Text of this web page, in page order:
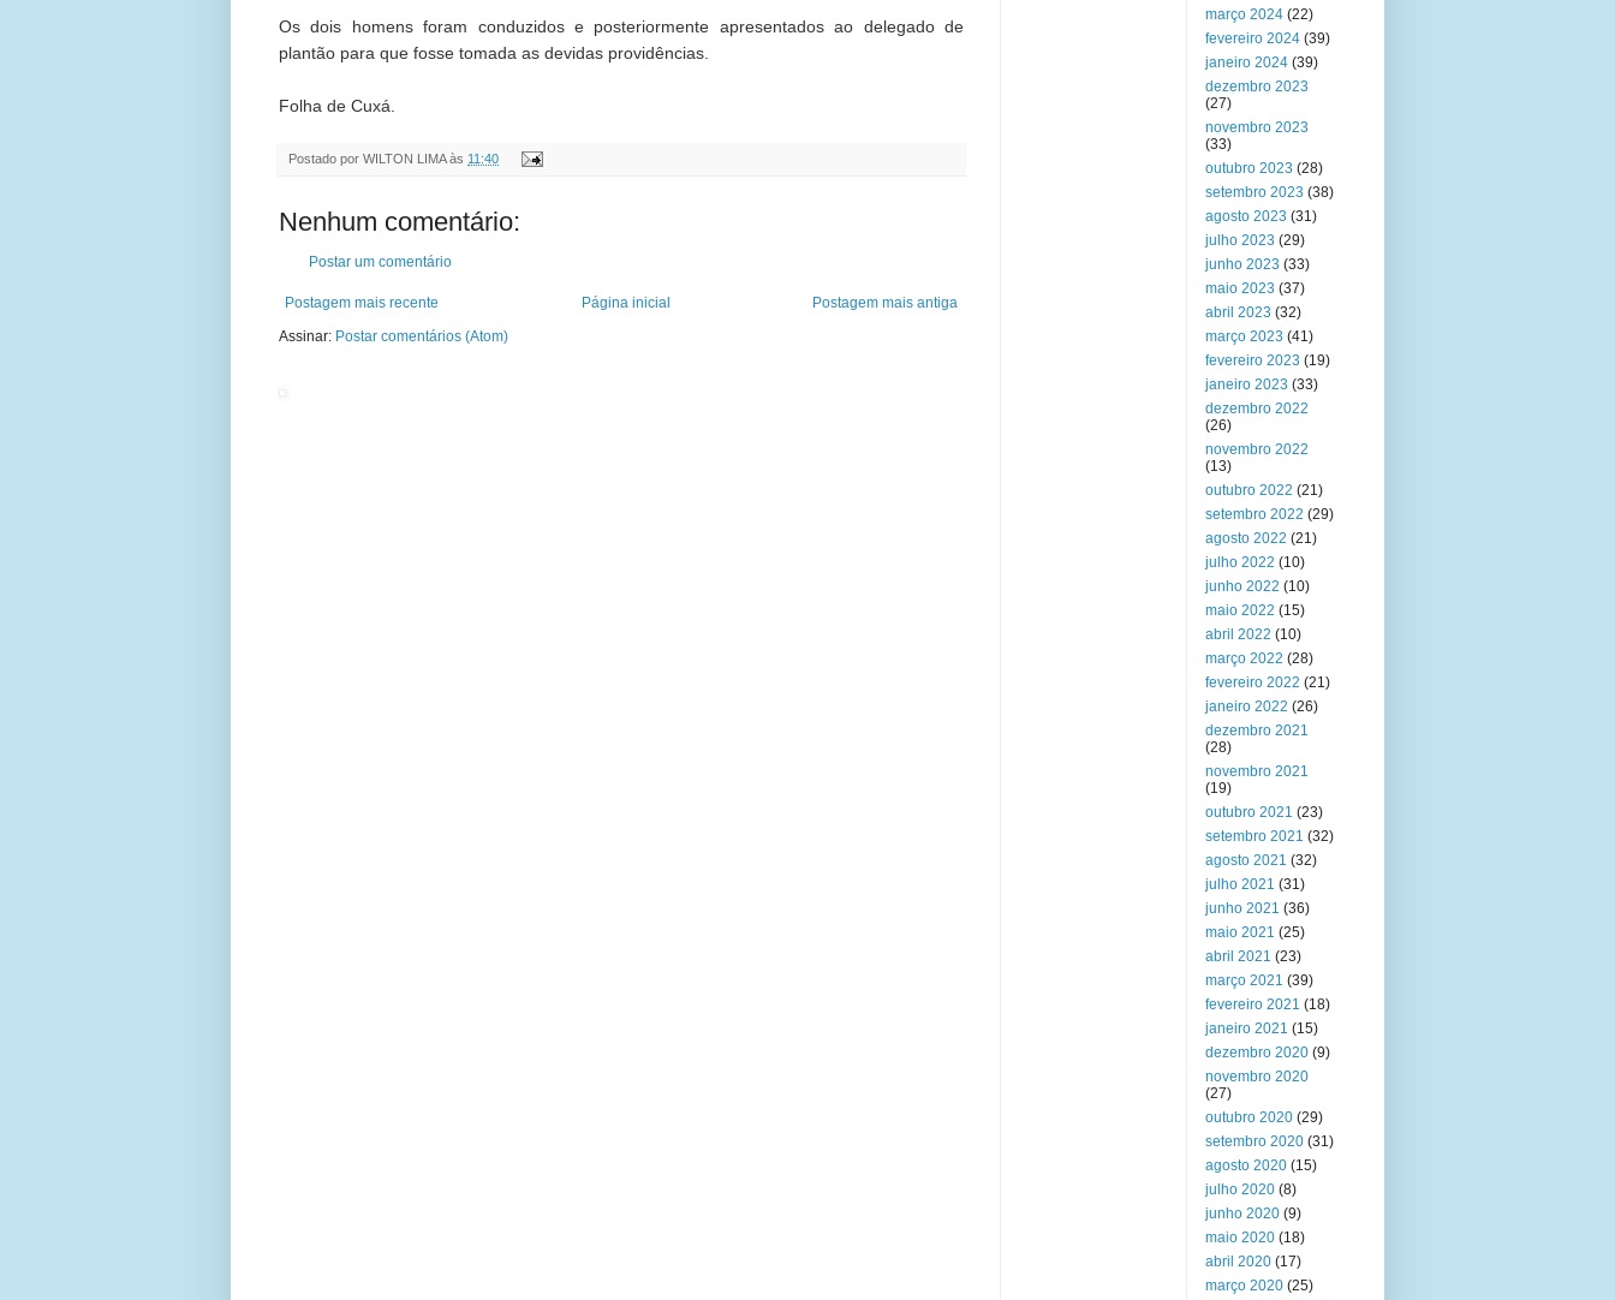
Os dois homens foram conduzidos e posteriormente apresentados ao delegado de
plantão para que fosse tomada as devidas providências.
Folha de Cuxá.
Postado por WILTON LIMA às 11:40
Nenhum comentário:
Postar um comentário
Postagem mais recente Postagem mais antiga
Página inicial
Assinar: Postar comentários (Atom)
março 2024 (22)
fevereiro 2024 (39)
janeiro 2024 (39)
dezembro 2023
(27)
novembro 2023
(33)
outubro 2023 (28)
setembro 2023 (38)
agosto 2023 (31)
julho 2023 (29)
junho 2023 (33)
maio 2023 (37)
abril 2023 (32)
março 2023 (41)
fevereiro 2023 (19)
janeiro 2023 (33)
dezembro 2022
(26)
novembro 2022
(13)
outubro 2022 (21)
setembro 2022 (29)
agosto 2022 (21)
julho 2022 (10)
junho 2022 (10)
maio 2022 (15)
abril 2022 (10)
março 2022 (28)
fevereiro 2022 (21)
janeiro 2022 (26)
dezembro 2021
(28)
novembro 2021
(19)
outubro 2021 (23)
setembro 2021 (32)
agosto 2021 (32)
julho 2021 (31)
junho 2021 (36)
maio 2021 (25)
abril 2021 (23)
março 2021 (39)
fevereiro 2021 (18)
janeiro 2021 (15)
dezembro 2020 (9)
novembro 2020
(27)
outubro 2020 (29)
setembro 2020 (31)
agosto 2020 (15)
julho 2020 (8)
junho 2020 (9)
maio 2020 (18)
abril 2020 (17)
março 2020 (25)